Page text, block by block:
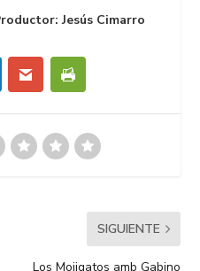
Jesús Cimarro
SIGUIENTE
Los Mojigatos amb Gabino